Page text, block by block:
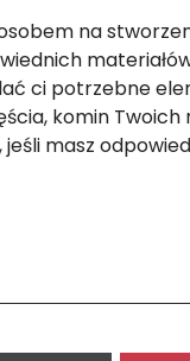
na
ci potrzebne
komin
masz